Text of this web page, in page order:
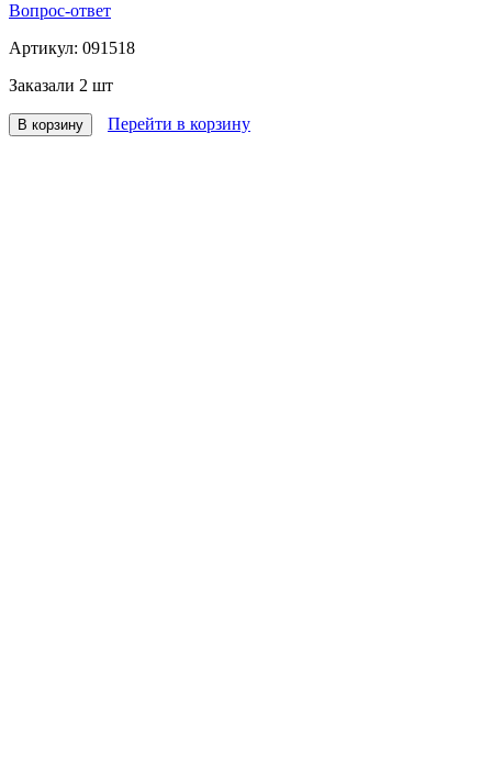
Вопрос-ответ
Артикул: 091518
Заказали 2 шт
В корзину Перейти в корзину